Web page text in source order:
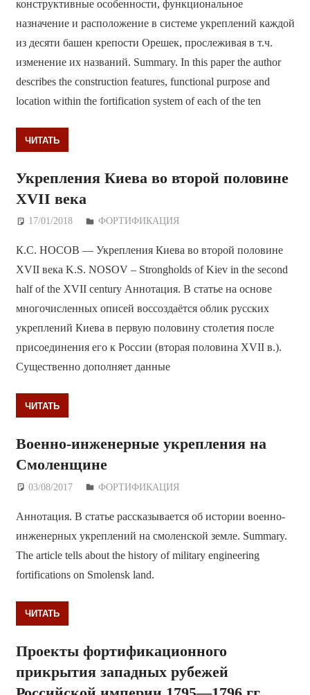
конструктивные особенности, функциональное
назначение и расположение в системе укреплений каждой
из десяти башен крепости Орешек, прослеживая в т.ч.
изменение их названий. Summary. In this paper the author
describes the construction features, functional purpose and
location within the fortification system of each of the ten
ЧИТАТЬ
Укрепления Киева во второй половине
XVII века
17/01/2018 Дежурный по Редакции
ФОРТИФИКАЦИЯ
К.С. НОСОВ — Укрепления Киева во второй половине
XVII века K.S. NOSOV – Strongholds of Kiev in the second
half of the XVII century Аннотация. В статье на основе
многочисленных описей воссоздаётся облик русских
укреплений Киева в первую половину столетия после
присоединения его к России (вторая половина XVII в.).
Существенно дополняет данные
ЧИТАТЬ
Военно-инженерные укрепления на
Смоленщине
03/08/2017 Дежурный по Редакции
ФОРТИФИКАЦИЯ
Аннотация. В статье рассказывается об истории военно-
инженерных укреплений на смоленской земле. Summary.
The article tells about the history of military engineering
fortifications on Smolensk land.
ЧИТАТЬ
Проекты фортификационного
прикрытия западных рубежей